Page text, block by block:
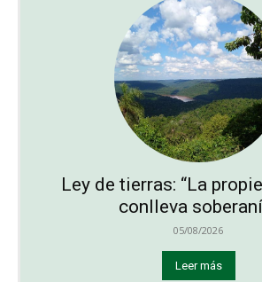
Ley de tierras: “La
conlleva
05/08/2026
Leer más